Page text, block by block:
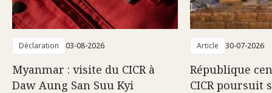
Déclaration 03-08-2026
Myanmar : visite du CICR à
Daw Aung San Suu Kyi
Article 30-07-2026
République
CICR poursuit